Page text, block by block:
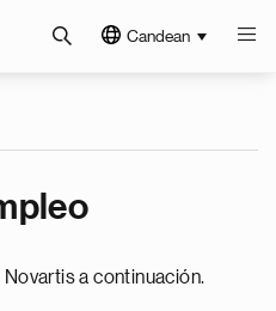
Candean
a continuación.